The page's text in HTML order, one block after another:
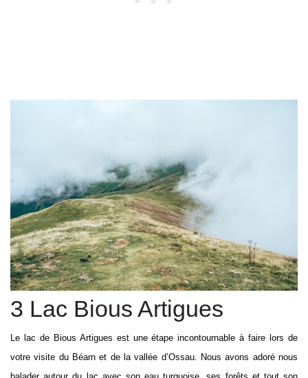
3 Lac Bious Artigues
Le lac de Bious Artigues est une étape incontournable à faire lors de
votre visite du Béarn et de la vallée d’Ossau. Nous avons adoré nous